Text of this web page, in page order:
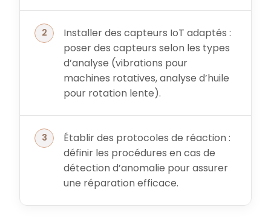
Installer des capteurs IoT adaptés :
poser des capteurs selon les types
d’analyse (vibrations pour
machines rotatives, analyse d’huile
pour rotation lente).
Établir des protocoles de réaction :
définir les procédures en cas de
détection d’anomalie pour assurer
une réparation efficace.